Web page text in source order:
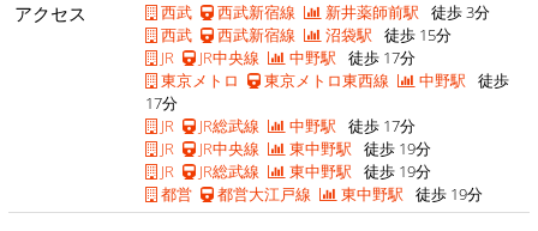
アクセス
西武 西武新宿線 新井薬師前駅 徒歩 3分
西武
西武新宿線 沼袋駅 徒歩 15分
JR
JR中央線 中野駅 徒歩 17分
東京メトロ
東京メトロ東西線 中野駅 徒歩
17分
JR
JR総武線 中野駅 徒歩 17分
JR
JR中央線 東中野駅 徒歩 19分
JR
JR総武線 東中野駅 徒歩 19分
都営
都営大江戸線 東中野駅 徒歩 19分